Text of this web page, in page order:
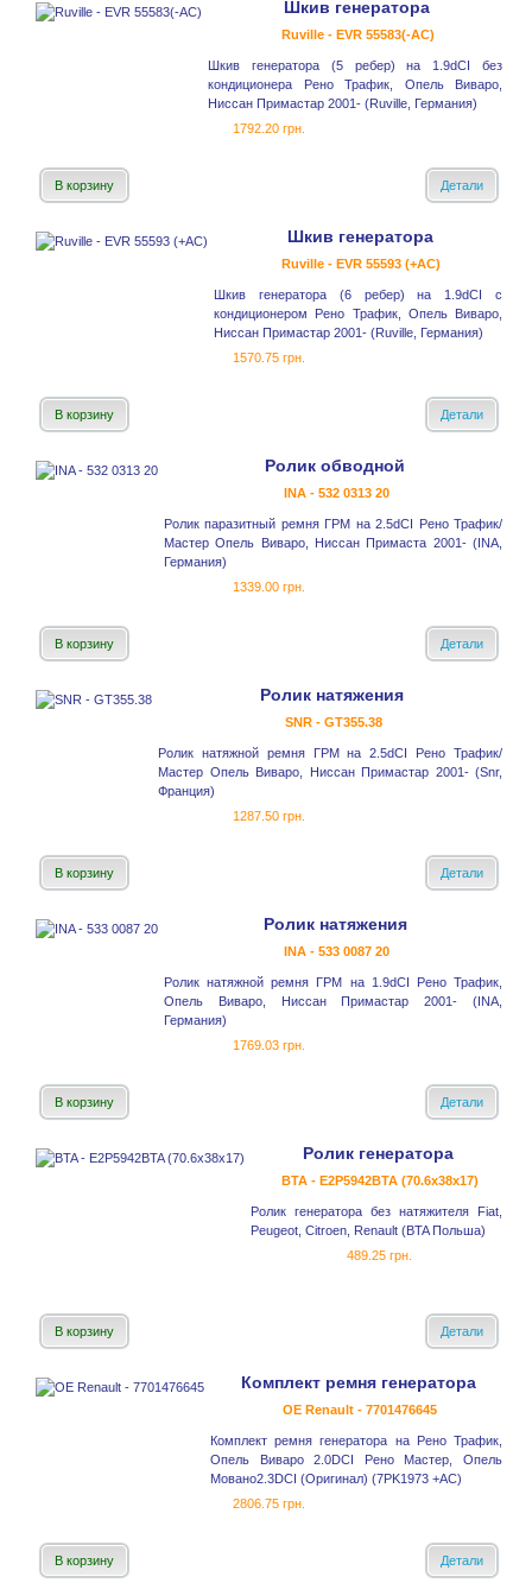
Шкив генератора
Ruville - EVR 55583(-AC)
Шкив генератора (5 ребер) на 1.9dCI без
кондиционера Рено Трафик, Опель Виваро,
Ниссан Примастар 2001- (Ruville, Германия)
1792.20 грн.
В корзину Детали
Шкив генератора
Ruville - EVR 55593 (+AC)
Шкив генератора (6 ребер) на 1.9dCI с
кондиционером Рено Трафик, Опель Виваро,
Ниссан Примастар 2001- (Ruville, Германия)
1570.75 грн.
В корзину Детали
Ролик обводной
INA - 532 0313 20
Ролик паразитный ремня ГРМ на 2.5dCI Рено Трафик/
Мастер Опель Виваро, Ниссан Примаста 2001- (INA,
Германия)
1339.00 грн.
В корзину Детали
Ролик натяжения
SNR - GT355.38
Ролик натяжной ремня ГРМ на 2.5dCI Рено Трафик/
Мастер Опель Виваро, Ниссан Примастар 2001- (Snr,
Франция)
1287.50 грн.
В корзину Детали
Ролик натяжения
INA - 533 0087 20
Ролик натяжной ремня ГРМ на 1.9dCI Рено Трафик,
Опель Виваро, Ниссан Примастар 2001- (INA,
Германия)
1769.03 грн.
В корзину Детали
Ролик генератора
BTA - E2P5942BTA (70.6x38x17)
Ролик генератора без натяжителя Fiat,
Peugeot, Citroen, Renault (BTA Польша)
489.25 грн.
В корзину Детали
Комплект ремня генератора
OE Renault - 7701476645
Комплект ремня генератора на Рено Трафик,
Опель Виваро 2.0DCI Рено Мастер, Опель
Мовано2.3DCI (Оригинал) (7PK1973 +AC)
2806.75 грн.
В корзину Детали